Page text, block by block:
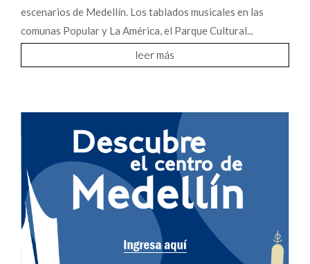
escenarios de Medellín. Los tablados musicales en las
comunas Popular y La América, el Parque Cultural...
leer más